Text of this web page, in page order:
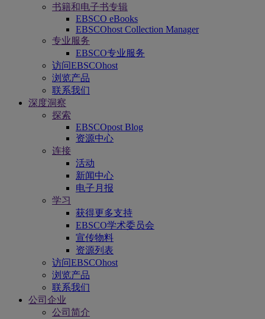
书籍和电子书专辑
EBSCO eBooks
EBSCOhost Collection Manager
专业服务
EBSCO专业服务
访问EBSCOhost
浏览产品
联系我们
深度洞察
探索
EBSCOpost Blog
资源中心
连接
活动
新闻中心
电子月报
学习
获得更多支持
EBSCO学术委员会
宣传物料
资源列表
访问EBSCOhost
浏览产品
联系我们
公司企业
公司简介